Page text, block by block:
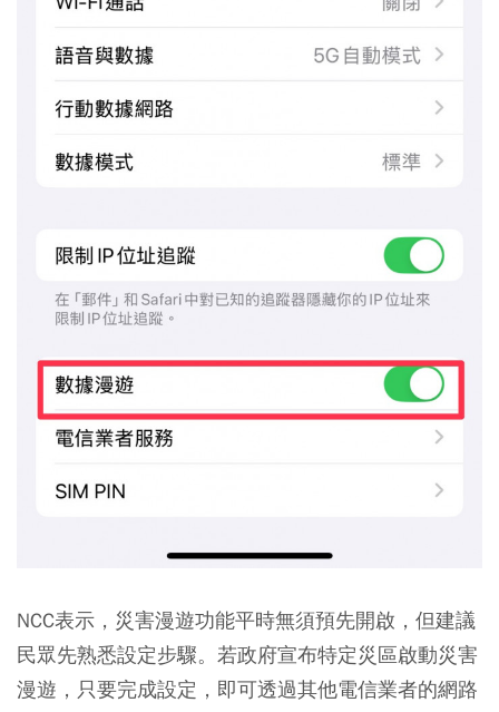
NCC表示，災害漫遊功能平時無須預先開啟，但建議
民眾先熟悉設定步驟。若政府宣布特定災區啟動災害
漫遊，只要完成設定，即可透過其他電信業者的網路